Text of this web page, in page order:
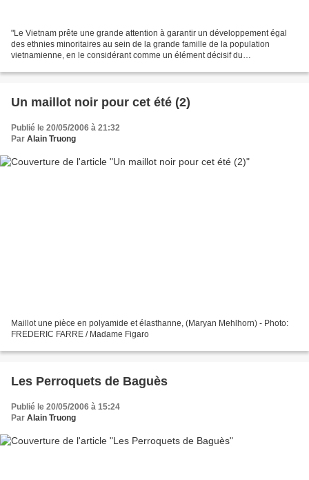
"Le Vietnam prête une grande attention à garantir un développement égal
des ethnies minoritaires au sein de la grande famille de la population
vietnamienne, en le considérant comme un élément décisif du
Un maillot noir pour cet été (2)
Publié le 20/05/2006 à 21:32
Par Alain Truong
Maillot une pièce en polyamide et élasthanne, (Maryan Mehlhorn) - Photo:
FREDERIC FARRE / Madame Figaro
Les Perroquets de Baguès
Publié le 20/05/2006 à 15:24
Par Alain Truong